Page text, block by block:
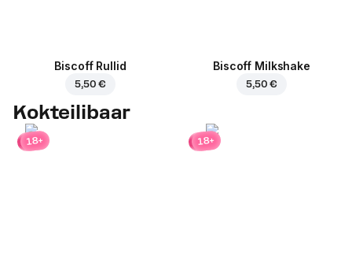
Biscoff Rullid
5,50 €
Biscoff Milkshake
5,50 €
Kokteilibaar
18+ 18+